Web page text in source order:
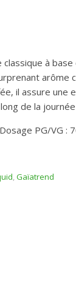
classique à
arôme
il assure une
de la journée
PG/VG :
,Gaïatrend